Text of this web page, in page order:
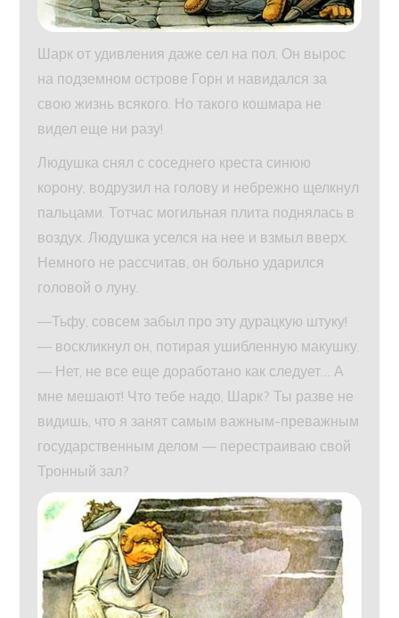
Шарк от удивления даже сел на пол. Он вырос
на подземном острове Горн и навидался за
свою жизнь всякого. Но такого кошмара не
видел еще ни разу!
Людушка снял с соседнего креста синюю
корону, водрузил на голову и небрежно щелкнул
пальцами. Тотчас могильная плита поднялась в
воздух. Людушка уселся на нее и взмыл вверх.
Немного не рассчитав, он больно ударился
головой о луну.
—Тьфу, совсем забыл про эту дурацкую штуку!
— воскликнул он, потирая ушибленную макушку.
— Нет, не все еще доработано как следует… А
мне мешают! Что тебе надо, Шарк? Ты разве не
видишь, что я занят самым важным-преважным
государственным делом — перестраиваю свой
Тронный зал?